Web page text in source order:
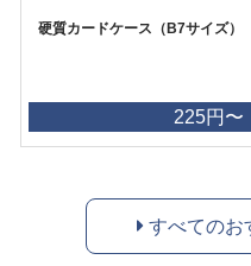
硬質カードケース（B7サイズ）
225円〜
すべてのお